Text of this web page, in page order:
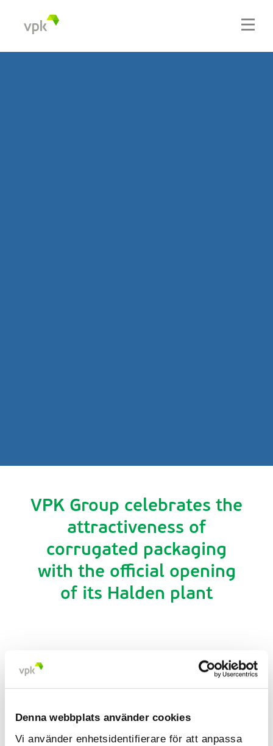
Denna webbplats använder cookies
Vi använder enhetsidentifierare för att anpassa
VPK Group celebrates the
attractiveness of
corrugated packaging
with the official opening
of its Halden plant
The official opening of VPK Group's high-
tech plant in Halden took place on 23
September 2022. The greenfield project is
an important investment step for VPK in
internationally thanks to its unique
position in the Nordic market.